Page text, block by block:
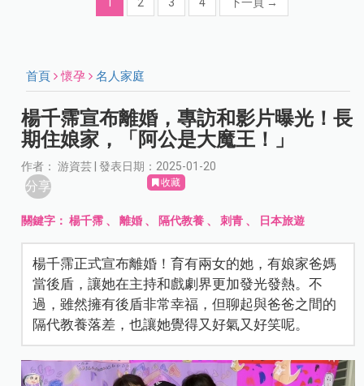
2 3 4 下一頁 →
首頁 懷孕 名人家庭
楊千霈宣布離婚，專訪和影片曝光！長
期住娘家，「阿公是大魔王！」
作者： 游資芸 | 發表日期：2025-01-20
分享 收藏
關鍵字：楊千霈 、離婚 、 隔代教養 、刺青 、 日本旅遊
楊千霈正式宣布離婚！育有兩女的她，有娘家爸媽
當後盾，讓她在主持和戲劇界更加發光發熱。不
過，雖然擁有後盾非常幸福，但聊起與爸爸之間的
隔代教養落差，也讓她覺得又好氣又好笑呢。